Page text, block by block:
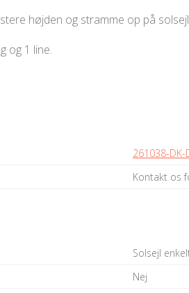
højden og stramme op på
og 1 line.
261038-
Kontakt os
Solsejl
Nej